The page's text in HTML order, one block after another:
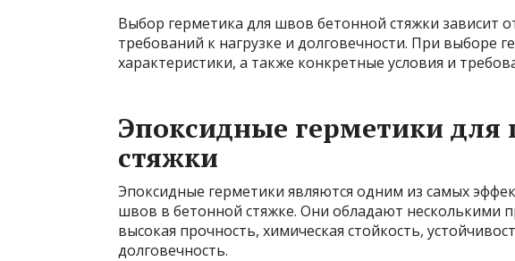
Выбор герметика для швов бетонной стяжки зависит
требований к нагрузке и долговечности. При выборе
характеристики, а также конкретные условия и
Эпоксидные герметики для
стяжки
Эпоксидные герметики являются одним из самых
швов в бетонной стяжке. Они обладают несколькими
высокая прочность, химическая стойкость,
долговечность.